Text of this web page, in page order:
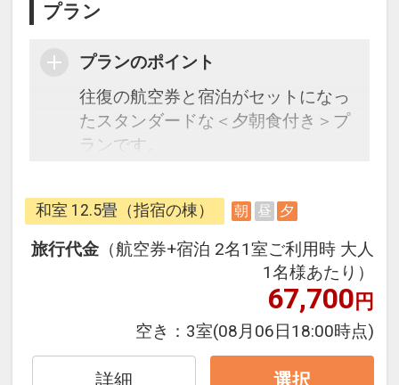
プラン
プランのポイント
往復の航空券と宿泊がセットになっ
たスタンダードな＜夕朝食付き＞プ
ランです。
うれしい♪到着時に抹茶と和菓子の
サービス
フライトと宿泊を自由に組み合わせ
できるダイナミックパッケージだか
ら、一都市滞在はもちろん周遊旅行
にも最適！
旅行期間中の1泊だけの宿泊や延
和室 12.5畳（指宿の棟） 朝 昼 夕
旅行代金 （航空券+宿泊 2名1室ご利用時 大人
1名様あたり）
67,700円
空き： 3室(08月06日18:00時点)
詳細 選択